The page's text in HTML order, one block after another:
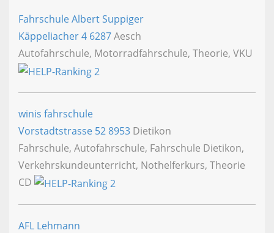
Fahrschule Albert Suppiger
Käppeliacher 4 6287Aesch
Autofahrschule, Motorradfahrschule, Theorie, VKU
winis fahrschule
Vorstadtstrasse 528953 Dietikon
Fahrschule, Autofahrschule, Fahrschule Dietikon,
Verkehrskundeunterricht, Nothelferkurs, Theorie
CD
AFL Lehmann